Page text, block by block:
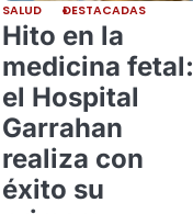
SALUD DESTACADAS
Hito en la
medicina fetal:
el Hospital
Garrahan
realiza con
éxito su